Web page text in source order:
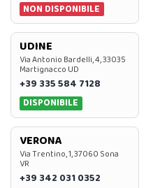
NON DISPONIBILE
UDINE
Via Antonio Bardelli, 4, 33035
Martignacco UD
+39 335 584 7128
DISPONIBILE
VERONA
Via Trentino, 1, 37060 Sona
VR
+39 342 031 0352